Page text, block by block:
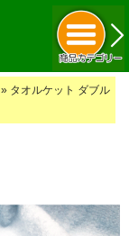
» タオルケット ダブル